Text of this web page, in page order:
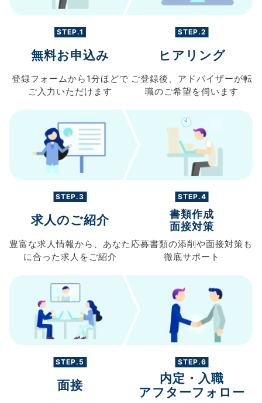
STEP.1
無料お申込み
登録フォームから 1分ほどで
ご入力 いただけます
STEP.2
ヒアリング
ご登録後、 アドバイザーが転
職のご希望を伺います
STEP.3
求人のご紹介
豊富な求人情報から、 あなた
に合った求人を ご紹介
STEP.4
書類作成
面接対策
応募書類の添削や面接対策も
徹底サポート
STEP.5
面接
STEP.6
内定・入職
アフターフォロー